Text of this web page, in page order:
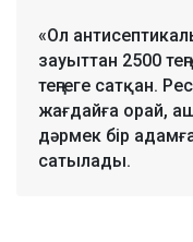
«Ол
зауыттан 2500
теңгеге сатқан.
жағдайға орай,
дәрмек бір
сатылады.